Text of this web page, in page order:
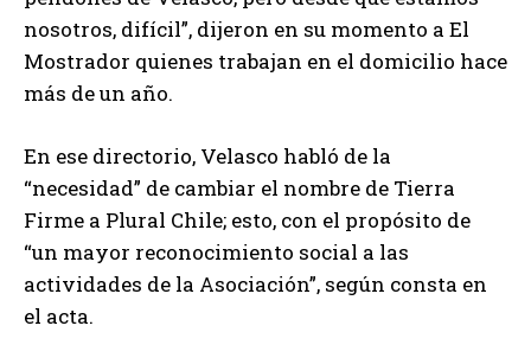
nosotros, difícil”, dijeron en su momento a El
Mostrador quienes trabajan en el domicilio hace
más de un año.
En ese directorio, Velasco habló de la
“necesidad” de cambiar el nombre de Tierra
Firme a Plural Chile; esto, con el propósito de
“un mayor reconocimiento social a las
actividades de la Asociación”, según consta en
el acta.